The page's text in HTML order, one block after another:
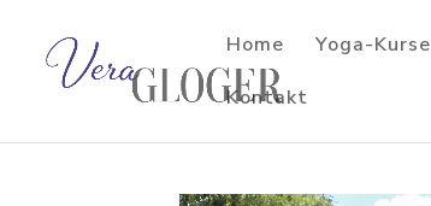
Home Yoga-Kurse
Kontakt